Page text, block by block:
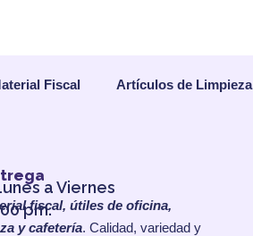
Fiscal Artículos de Limpieza
a Viernes
pm.
fiscal, útiles de oficina,
y cafetería. Calidad, variedad y